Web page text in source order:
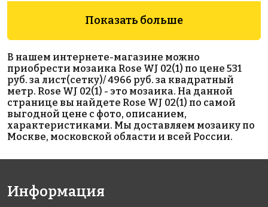
Rose MJ 130
327x327
Golden Effect
GD 16175
327x327
JNJ C-JA 16
327x327
9549 руб./м²
8523 руб./м²
Показать больше
В нашем интернете-магазине можно
приобрести мозаика Rose WJ 02(1) по цене 531
руб. за лист(сетку)/ 4966 руб. за квадратный
метр. Rose WJ 02(1) - это мозаика. На данной
странице вы найдете Rose WJ 02(1) по самой
выгодной цене с фото, описанием,
характеристиками. Мы доставляем мозаику по
Москве, московской области и всей России.
Информация